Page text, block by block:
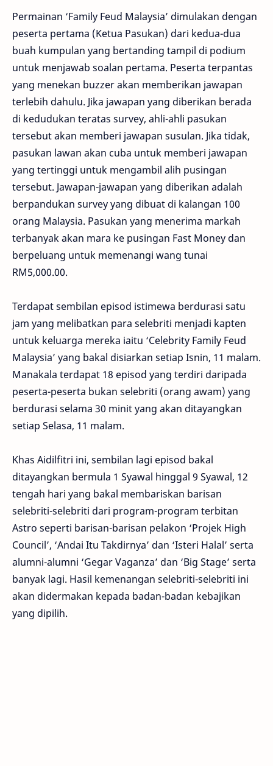
Permainan ‘Family Feud Malaysia’ dimulakan dengan
peserta pertama (Ketua Pasukan) dari kedua-dua
buah kumpulan yang bertanding tampil di podium
untuk menjawab soalan pertama. Peserta terpantas
yang menekan buzzer akan memberikan jawapan
terlebih dahulu. Jika jawapan yang diberikan berada
di kedudukan teratas survey, ahli-ahli pasukan
tersebut akan memberi jawapan susulan. Jika tidak,
pasukan lawan akan cuba untuk memberi jawapan
yang tertinggi untuk mengambil alih pusingan
tersebut. Jawapan-jawapan yang diberikan adalah
berpandukan survey yang dibuat di kalangan 100
orang Malaysia. Pasukan yang menerima markah
terbanyak akan mara ke pusingan Fast Money dan
berpeluang untuk memenangi wang tunai
RM5,000.00.
Terdapat sembilan episod istimewa berdurasi satu
jam yang melibatkan para selebriti menjadi kapten
untuk keluarga mereka iaitu ‘Celebrity Family Feud
Malaysia’ yang bakal disiarkan setiap Isnin, 11 malam.
Manakala terdapat 18 episod yang terdiri daripada
peserta-peserta bukan selebriti (orang awam) yang
berdurasi selama 30 minit yang akan ditayangkan
setiap Selasa, 11 malam.
Khas Aidilfitri ini, sembilan lagi episod bakal
ditayangkan bermula 1 Syawal hinggal 9 Syawal, 12
tengah hari yang bakal membariskan barisan
selebriti-selebriti dari program-program terbitan
Astro seperti barisan-barisan pelakon ‘Projek High
Council’, ‘Andai Itu Takdirnya’ dan ‘Isteri Halal’ serta
alumni-alumni ‘Gegar Vaganza’ dan ‘Big Stage’ serta
banyak lagi. Hasil kemenangan selebriti-selebriti ini
akan didermakan kepada badan-badan kebajikan
yang dipilih.